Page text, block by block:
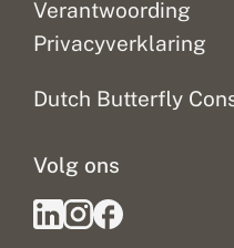
Verantwoording
Privacyverklaring
Dutch Butterfly
Volg ons